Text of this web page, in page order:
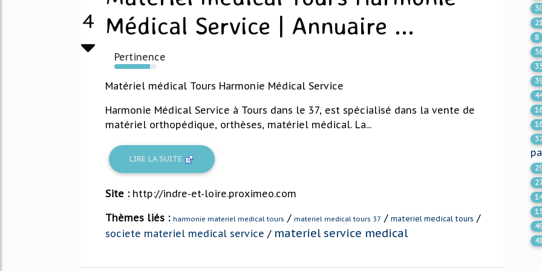
4 Médical Service | Annuaire ...
Pertinence
84%
Matériel médical Tours Harmonie Médical Service
Harmonie Médical Service à Tours dans le 37, est spécialisé dans la vente de
matériel orthopédique, orthèses, matériel médical. La...
LIRE LA SUITE
Site : http://indre-et-loire.proximeo.com
Thèmes liés : harmonie materiel medical tours / materiel medical tours 37 / materiel medical tours /
societe materiel medical service / materiel service medical
8